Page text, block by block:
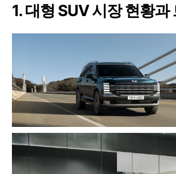
1. 대형 SUV 시장 현황과